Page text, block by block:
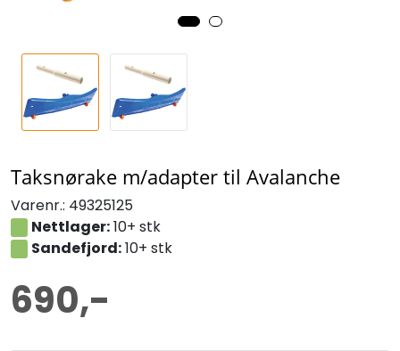
Taksnørake m/adapter til Avalanche
Varenr.: 49325125
Nettlager:10+ stk
Sandefjord:10+ stk
690,-